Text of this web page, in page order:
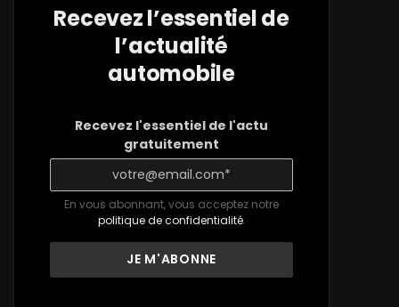
Recevez l’essentiel de
l’actualité
automobile
Recevez l'essentiel de l'actu
gratuitement
En vous abonnant, vous acceptez notre
politique de confidentialité.